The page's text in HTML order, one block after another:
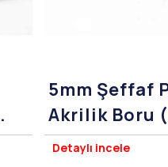
5mm Şeffaf
Akrilik Boru
Çap)
Detaylı incele